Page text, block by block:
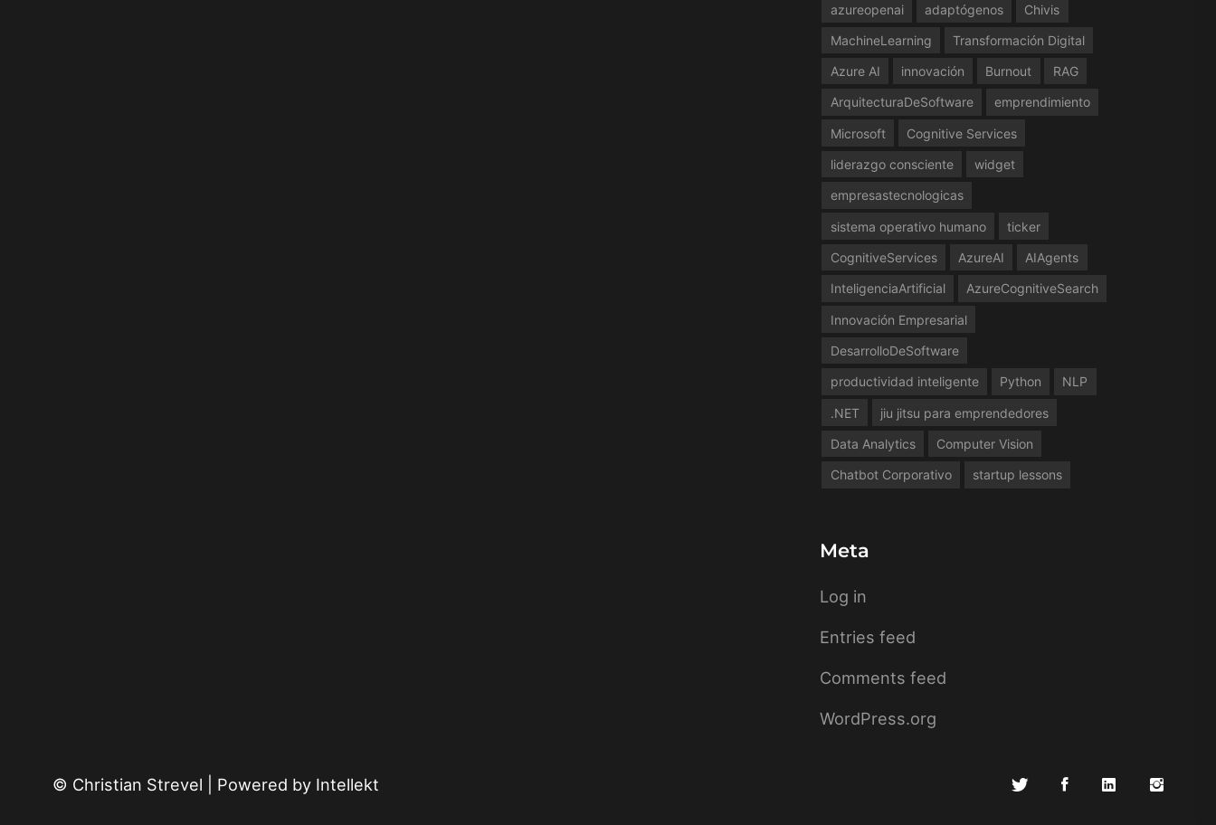
azureopenai adaptógenos Chivis
MachineLearning Transformación Digital
Azure AI innovación Burnout RAG
ArquitecturaDeSoftware emprendimiento
Microsoft Cognitive Services
liderazgo consciente widget
empresastecnologicas
sistema operativo humano ticker
CognitiveServices AzureAI AIAgents
InteligenciaArtificial AzureCognitiveSearch
Innovación Empresarial
DesarrolloDeSoftware
productividad inteligente Python NLP
.NET jiu jitsu para emprendedores
Data Analytics Computer Vision
Chatbot Corporativo startup lessons
Meta
Log in
Entries feed
Comments feed
WordPress.org
© Christian Strevel | Powered by Intellekt